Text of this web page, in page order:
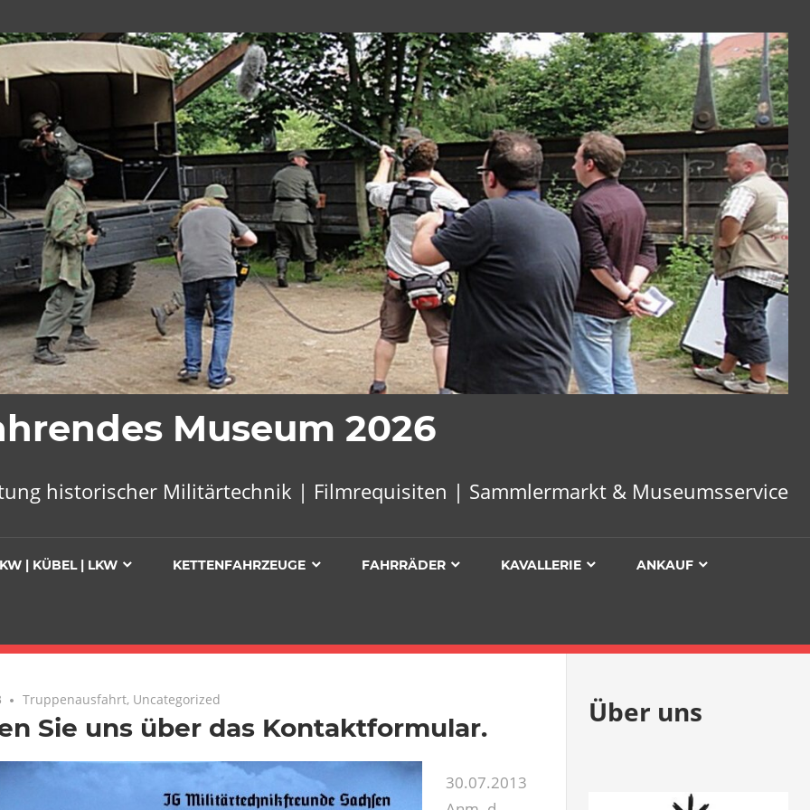
Museum 2026
historischer Militärtechnik | Filmrequisiten | Sammlermarkt & Museumsservice
| KÜBEL | LKW KETTENFAHRZEUGE FAHRRÄDER KAVALLERIE ANKAUF
Keine Kommentare
Truppenausfahrt, Uncategorized
Sie uns über das Kontaktformular.
30.07.2013
Über uns